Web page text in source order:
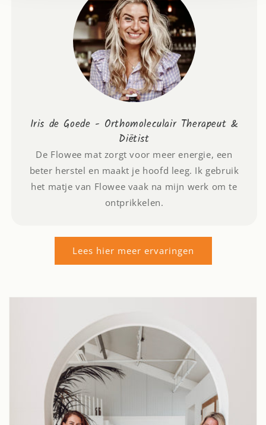
Iris de Goede - Orthomoleculair Therapeut &
Diëtist
De Flowee mat zorgt voor meer energie, een
beter herstel en maakt je hoofd leeg. Ik gebruik
het matje van Flowee vaak na mijn werk om te
ontprikkelen.
Lees hier meer ervaringen